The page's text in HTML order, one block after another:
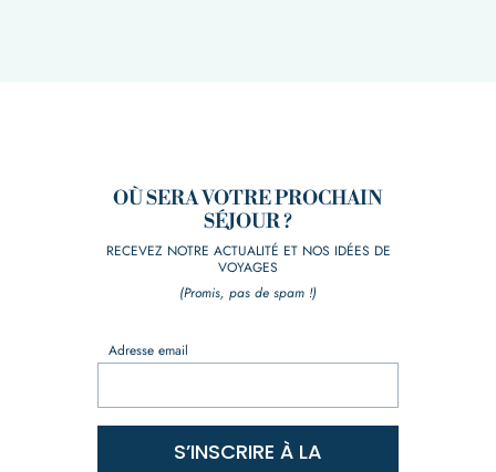
OÙ SERA VOTRE PROCHAIN
SÉJOUR ?
RECEVEZ NOTRE ACTUALITÉ ET NOS IDÉES DE
VOYAGES
(Promis, pas de spam !)
Adresse email
S’INSCRIRE À LA